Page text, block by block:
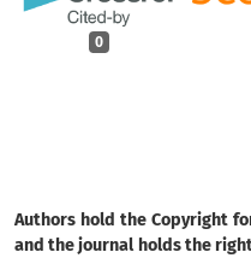
0
Authors hold the Copyright
and the journal holds the